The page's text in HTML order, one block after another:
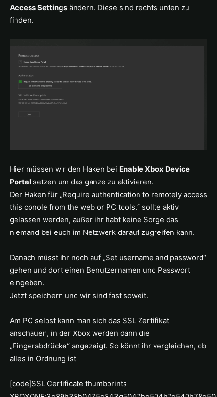
Access Settings ändern. Diese sind rechts unten zu
finden.
Hier müssen wir den Haken bei Enable Xbox Device
Portal setzen um das ganze zu aktivieren.
Der Haken für „Require authentication to remotely access
this conole from the web or PC tools.“ sollte aktiv
gelassen werden, außer ihr habt keine Sorge das
niemand bei euch im Netzwerk darauf zugreifen kann.
Danach müsst ihr noch auf „Set username and password“
gehen und dort einen Benutzernamen und Passwort
eingeben.
Jetzt speichern und wir sind fast soweit.
Am PC selbst kann man sich das SSL Zertifikat
anschauen, in der Xbox werden dann die
„Fingerabdrücke“ angezeigt. So könnt ihr vergleichen, ob
alles in Ordnung ist.
[code]SSL Certificate thumbprints